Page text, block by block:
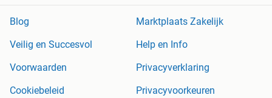
Blog
Marktplaats Zakelijk
Veilig en Succesvol
Help en Info
Voorwaarden
Privacyverklaring
Cookiebeleid
Privacyvoorkeuren